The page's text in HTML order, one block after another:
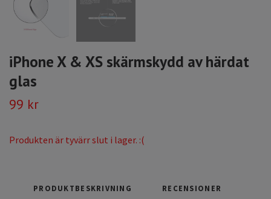
iPhone X & XS skärmskydd av härdat
glas
99 kr
Produkten är tyvärr slut i lager. :(
PRODUKTBESKRIVNING RECENSIONER